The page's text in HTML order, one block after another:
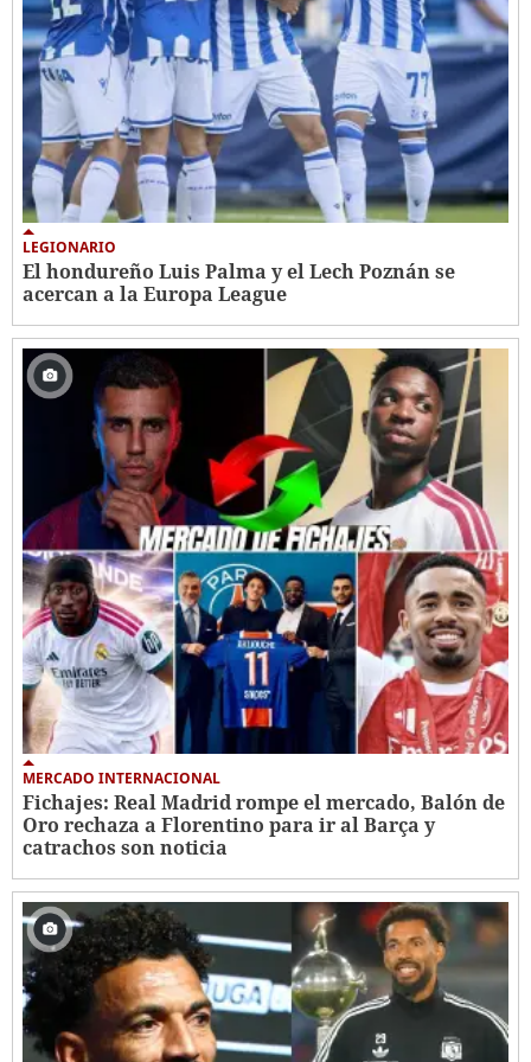
LEGIONARIO
El hondureño Luis Palma y el Lech Poznán se
acercan a la Europa League
MERCADO INTERNACIONAL
Fichajes: Real Madrid rompe el mercado, Balón de
Oro rechaza a Florentino para ir al Barça y
catrachos son noticia